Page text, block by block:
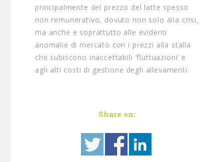
principalmente del prezzo del latte spesso
non remunerativo, dovuto non solo alla crisi,
ma anche e soprattutto alle evidenti
anomalie di mercato con i prezzi alla stalla
che subiscono inaccettabili ‘fluttuazioni’ e
agli alti costi di gestione degli allevamenti.
Share on: